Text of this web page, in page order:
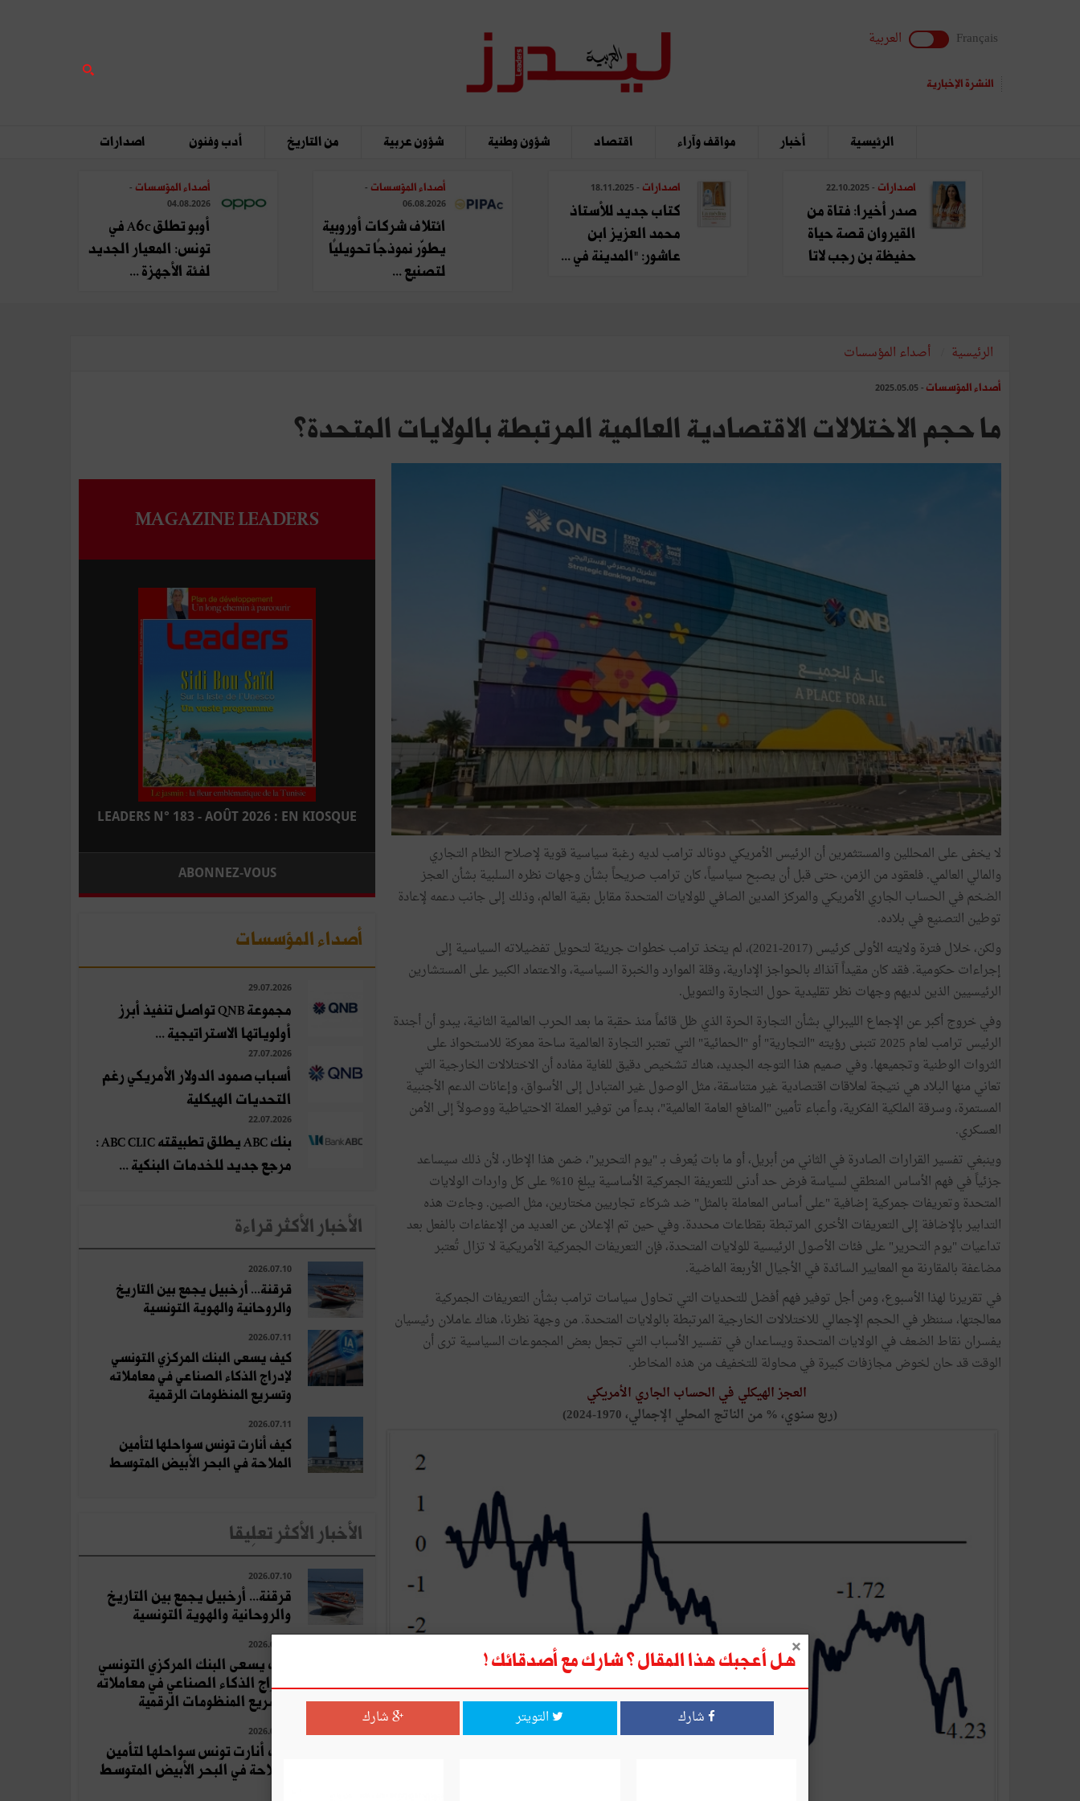
Français العربية
النشرة الإخبارية
الرئيسية أخبار مواقف وآراء اقتصاد شؤون وطنية شؤون عربية من التاريخ أدب وفنون اصدارات
اصدارات - 22.10.2025
صدر أخيرا: فتاة من
القيروان قصة حياة
حفيظة بن رجب لاتا
اصدارات - 18.11.2025
كتاب جديد للأستاذ
محمد العزيز ابن
عاشور: "المدينة في ...
أصداء المؤسسات -
06.08.2026
ائتلاف شركات أوروبية
يطوّر نموذجًا تحويليًا
لتصنيع ...
أصداء المؤسسات -
04.08.2026
أوبو تطلق A6c في
تونس: المعيار الجديد
لفئة الأجهزة ...
الرئيسية أصداء المؤسسات
أصداء المؤسسات - 2025.05.05
ما حجم الاختلالات الاقتصادية العالمية المرتبطة بالولايات المتحدة؟
لا يخفى على المحللين والمستثمرين أن الرئيس الأمريكي دونالد ترامب لديه رغبة سياسية قوية لإصلاح النظام التجاري
والمالي العالمي. فلعقود من الزمن، حتى قبل أن يصبح سياسياً، كان ترامب صريحاً بشأن وجهات نظره السلبية بشأن العجز
الضخم في الحساب الجاري الأمريكي والمركز المدين الصافي للولايات المتحدة مقابل بقية العالم، وذلك إلى جانب دعمه لإعادة
توطين التصنيع في بلاده.
ولكن، خلال فترة ولايته الأولى كرئيس (2017-2021)، لم يتخذ ترامب خطوات جريئة لتحويل تفضيلاته السياسية إلى
إجراءات حكومية. فقد كان مقيداً آنذاك بالحواجز الإدارية، وقلة الموارد والخبرة السياسية، والاعتماد الكبير على المستشارين
الرئيسيين الذين لديهم وجهات نظر تقليدية حول التجارة والتمويل.
وفي خروج أكبر عن الإجماع الليبرالي بشأن التجارة الحرة الذي ظل قائماً منذ حقبة ما بعد الحرب العالمية الثانية، يبدو أن أجندة
الرئيس ترامب لعام 2025 تتبنى رؤيته "التجارية" أو "الحمائية" التي تعتبر التجارة العالمية ساحة معركة للاستحواذ على
الثروات الوطنية وتجميعها. وفي صميم هذا التوجه الجديد، هناك تشخيص دقيق للغاية مفاده أن الاختلالات الخارجية التي
تعاني منها البلاد هي نتيجة لعلاقات اقتصادية غير متناسقة، مثل الوصول غير المتبادل إلى الأسواق، وإعانات الدعم الأجنبية
المستمرة، وسرقة الملكية الفكرية، وأعباء تأمين "المنافع العامة العالمية"، بدءاً من توفير العملة الاحتياطية ووصولاً إلى الأمن
العسكري.
وينبغي تفسير القرارات الصادرة في الثاني من أبريل، أو ما بات يُعرف بـ "يوم التحرير"، ضمن هذا الإطار، لأن ذلك سيساعد
جزئياً في فهم الأساس المنطقي لسياسة فرض حد أدنى للتعريفة الجمركية الأساسية يبلغ 10% على كل واردات الولايات
المتحدة وتعريفات جمركية إضافية "على أساس المعاملة بالمثل" ضد شركاء تجاريين مختارين، مثل الصين. وجاءت هذه
التدابير بالإضافة إلى التعريفات الأخرى المرتبطة بقطاعات محددة. وفي حين تم الإعلان عن العديد من الإعفاءات بالفعل بعد
تداعيات "يوم التحرير" على فئات الأصول الرئيسية للولايات المتحدة، فإن التعريفات الجمركية الأمريكية لا تزال تُعتبر
مضاعفة بالمقارنة مع المعايير السائدة في الأجيال الأربعة الماضية.
في تقريرنا لهذا الأسبوع، ومن أجل توفير فهم أفضل للتحديات التي تحاول سياسات ترامب بشأن التعريفات الجمركية
معالجتها، سننظر في الحجم الإجمالي للاختلالات الخارجية المرتبطة بالولايات المتحدة. من وجهة نظرنا، هناك عاملان رئيسيان
يفسران نقاط الضعف في الولايات المتحدة ويساعدان في تفسير الأسباب التي تجعل بعض المجموعات السياسية ترى أن
الوقت قد حان لخوض مجازفات كبيرة في محاولة للتخفيف من هذه المخاطر.
العجز الهيكلي في الحساب الجاري الأمريكي
(ربع سنوي، % من الناتج المحلي الإجمالي، 1970-2024)
MAGAZINE LEADERS
LEADERS N° 183 - AOÛT 2026 : EN KIOSQUE
ABONNEZ-VOUS
أصداء المؤسسات
29.07.2026
مجموعة QNB تواصل تنفيذ أبرز
أولوياتها الاستراتيجية ...
27.07.2026
أسباب صمود الدولار الأمريكي رغم
التحديات الهيكلية
22.07.2026
بنك ABC يطلق تطبيقته ABC CLIC :
مرجع جديد للخدمات البنكية ...
الأخبار الأكثر قراءة
2026.07.10
قرقنة... أرخبيل يجمع بين التاريخ
والروحانية والهوية التونسية
2026.07.11
كيف يسعى البنك المركزي التونسي
لإدراج الذكاء الصناعي في معاملاته
وتسريع المنظومات الرقمية
2026.07.11
كيف أنارت تونس سواحلها لتأمين
الملاحة في البحر الأبيض المتوسط
الأخبار الأكثر تعلِيقا
2026.07.10
قرقنة... أرخبيل يجمع بين التاريخ
والروحانية والهوية التونسية
2026.07.11
كيف يسعى البنك المركزي التونسي
لإدراج الذكاء الصناعي في معاملاته
وتسريع المنظومات الرقمية
2026.07.11
كيف أنارت تونس سواحلها لتأمين
الملاحة في البحر الأبيض المتوسط
هل أعجبك هذا المقال ؟ شارك مع أصدقائك !
شارك التويتر شارك